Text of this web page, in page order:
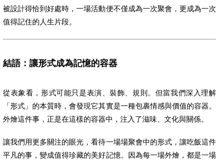
被設計得恰到好處時，一場活動便不僅成為一次聚會，更成為一次
值得記住的人生片段。
結語：讓形式成為記憶的容器
從表象看，形式可能只是表演、裝飾、規則。但當我們深入理解
「形式」的本質時，會發現它其實是一種包裹情感與價值的容器。
外燴這件事，正是在這樣的容器中，注入了滋味、文化與關係。
讓我們用更多關注的眼光，看待一場場聚會中的形式，讓吃飯這件
平凡的事，變成值得珍藏的美好記憶。因為每一場外燴，都是一場